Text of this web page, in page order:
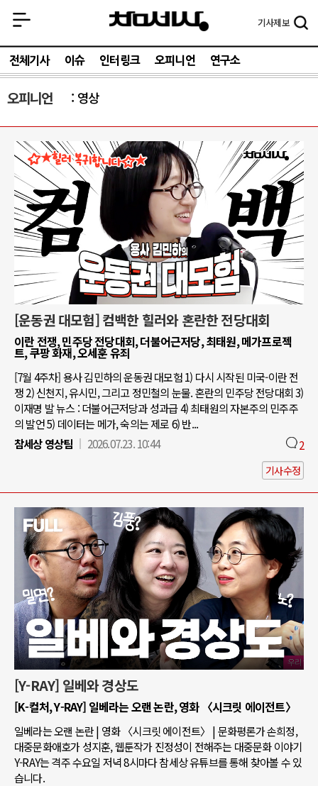
기사제보
전체기사 이슈 인터링크 오피니언 연구소
오피니언 영상
[운동권 대모험] 컴백한 힐러와 혼란한 전당대회
이란 전쟁, 민주당 전당대회, 더불어근저당, 최태원, 메가프로젝
트, 쿠팡 화재, 오세훈 유죄
[7월 4주차] 용사 김민하의 운동권 대모험 1) 다시 시작된 미국-이란 전
쟁 2) 신천지, 유시민, 그리고 정민철의 눈물. 혼란의 민주당 전당대회 3)
이재명 발 뉴스 : 더불어근저당과 성과급 4) 최태원의 자본주의 민주주
의 발언 5) 데이터는 메가, 숙의는 제로 6) 반...
참세상 영상팀
2026.07.23. 10:44 2
기사수정
[Y-RAY] 일베와 경상도
[K-컬처, Y-RAY] 일베라는 오랜 논란, 영화 〈시크릿 에이전트〉
일베라는 오랜 논란 | 영화 〈시크릿 에이전트〉 | 문화평론가 손희정,
대중문화애호가 성지훈, 웹툰작가 진정성이 전해주는 대중문화 이야기
Y-RAY는 격주 수요일 저녁 8시마다 참세상 유튜브를 통해 찾아볼 수 있
습니다.